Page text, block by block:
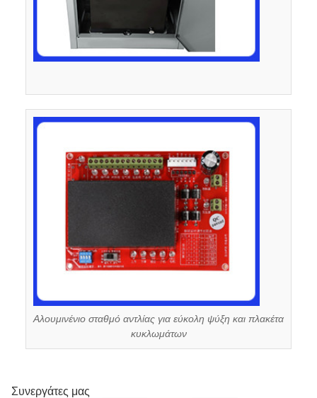
Αλουμινένιο σταθμό αντλίας για εύκολη ψύξη και πλακέτα
κυκλωμάτων
Συνεργάτες μας